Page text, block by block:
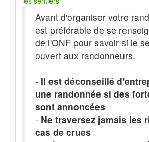
Avant d'organiser votre
est préférable de se
de l'ONF pour savoir si le
ouvert aux randonneurs.
- Il est déconseillé
une randonnée si des
sont annoncées
- Ne traversez jamais les
cas de crues